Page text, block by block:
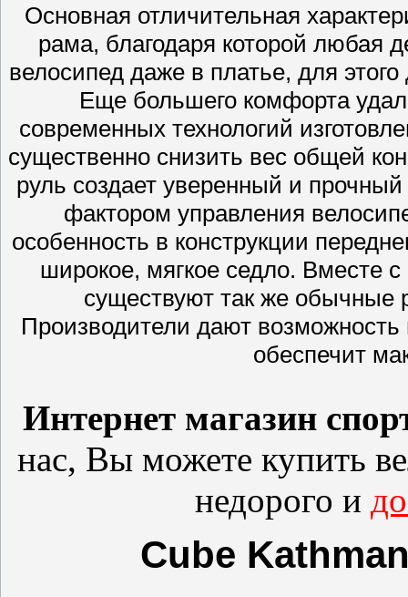
Основная отличительная
рама, благодаря которой любая
велосипед даже в платье, для
Еще большего комфорта
современных технологий
существенно снизить вес общей
руль создает уверенный и
фактором управления
особенность в конструкции
широкое, мягкое седло. Вместе
существуют так же обычные
Производители дают
обеспечит
Интернет магазин
нас, Вы можете купить
недорого и
Cube